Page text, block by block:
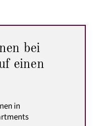
bei
einen
in